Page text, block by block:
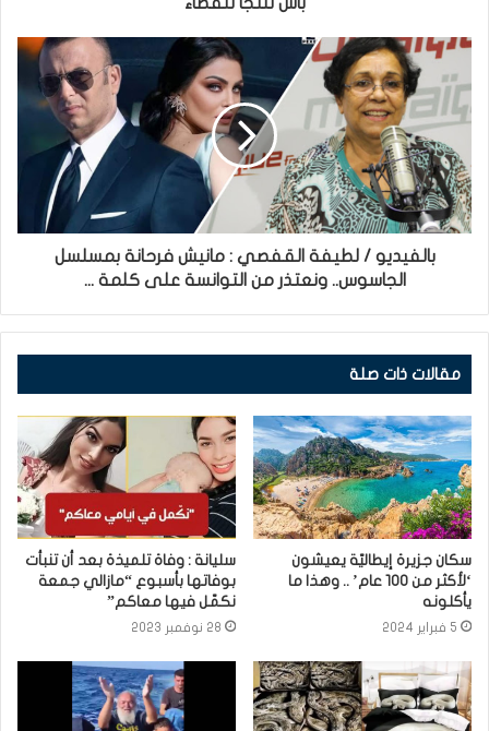
باش نلتجأ للقضاء
بالفيديو / لطيفة القفصي : مانيش فرحانة بمسلسل
الجاسوس.. ونعتذر من التوانسة على كلمة ...
مقالات ذات صلة
سكان جزيرة إيطاليّة يعيشون
‘لأكثر من 100 عام’ .. وهذا ما
يأكلونه
5 فبراير 2024
سليانة : وفاة تلميذة بعد أن تنبأت
بوفاتها بأسبوع “مازالي جمعة
نكمّل فيها معاكم”
28 نوفمبر 2023